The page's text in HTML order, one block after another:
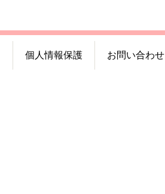
個人情報保護 お問い合わせ